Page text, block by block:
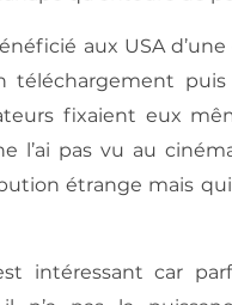
aux USA
téléchargement
fixaient eux
l’ai pas vu au
étrange mais
intéressant car